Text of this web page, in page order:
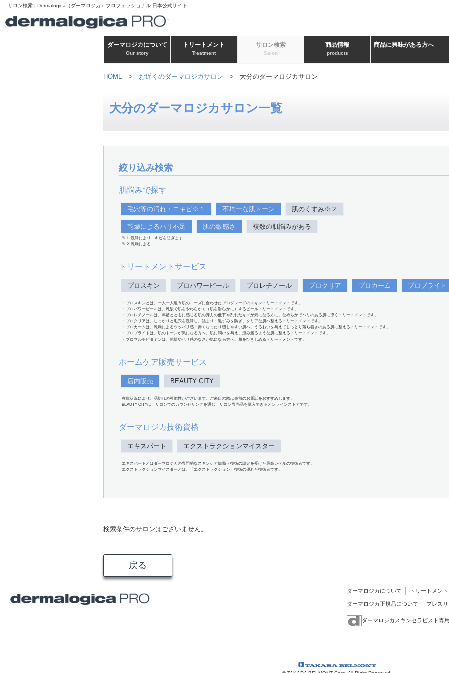
サロン検索 | Dermalogica（ダーマロジカ）プロフェッショナル 日本公式サイト
ダーマロジカについて
Our story
トリートメント
Treatment
サロン検索
Salon
商品情報
products
商品に興味がある方へ
HOME > お近くのダーマロジカサロン > 大分のダーマロジカサロン
大分のダーマロジカサロン一覧
絞り込み検索
肌悩みで探す
毛穴等の汚れ・ニキビ※１ 不均一な肌トーン 肌のくすみ※２
乾燥によるハリ不足 肌の敏感さ 複数の肌悩みがある
※１ 洗浄によりニキビを防ぎます
※２ 乾燥による
トリートメントサービス
プロスキン プロパワーピール プロレチノール プロクリア プロカーム プロブライト
・プロスキンとは、一人一人違う肌のニーズに合わせたプログレードのスキントリートメントです。
・プロパワーピールは、乳酸で肌をやわらかく（肌を滑らかに）するピールトリートメントです。
・プロレチノールは、年齢とともに感じる肌の弾力の低下や乱れたキメが気になる方に。なめらかでハリのある肌に導くトリートメントです。
・プロクリアは、しっかりと毛穴を洗浄し、詰まり・黒ずみを防ぎ、クリアな肌へ整えるトリートメントです。
・プロカームは、乾燥によるツッパリ感・赤くなったり感じやすい肌へ。うるおいを与えてしっとり落ち着きのある肌に整えるトリートメントです。
・プロブライトは、肌のトーンが気になる方へ。肌に潤いを与え、澄み渡るような肌に整えるトリートメントです。
・プロマルチビタミンは、乾燥やハリ感のなさが気になる方へ。肌をひきしめるトリートメントです。
ホームケア販売サービス
店内販売 BEAUTY CITY
在庫状況により、品切れの可能性がございます。ご来店の際は事前のお電話をおすすめします。
BEAUTY CITYは、サロンでのカウンセリングを通じ、サロン専売品を購入できるオンラインストアです。
ダーマロジカ技術資格
エキスパート エクストラクションマイスター
エキスパートとはダーマロジカの専門的なスキンケア知識・技術の認定を受けた最高レベルの技術者です。
エクストラクションマイスターとは、「エクストラクション」技術の優れた技術者です。
検索条件のサロンはございません。
戻る
ダーマロジカについて トリートメント
ダーマロジカ正規品について プレス
ダーマロジカスキンセラピスト専